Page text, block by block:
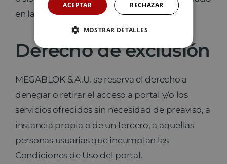
en las páginas de MEGABLOK S.A.U.
Derecho de exclusión
MEGABLOK S.A.U. se reserva el derecho a
denegar o retirar el acceso a portal y/o los
servicios ofrecidos sin necesidad de preaviso, a
instancia propia o de un tercero, a aquellas
personas usuarias que incumplan las
Condiciones de Uso del portal.
ACEPTAR RECHAZAR
MOSTRAR DETALLES